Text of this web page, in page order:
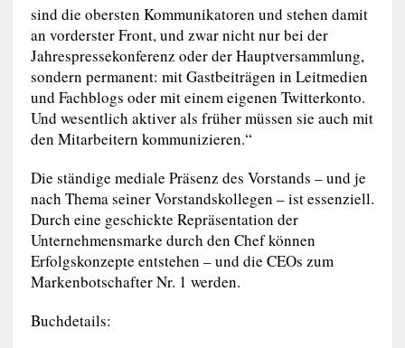
sind die obersten Kommunikatoren und stehen damit
an vorderster Front, und zwar nicht nur bei der
Jahrespressekonferenz oder der Hauptversammlung,
sondern permanent: mit Gastbeiträgen in Leitmedien
und Fachblogs oder mit einem eigenen Twitterkonto.
Und wesentlich aktiver als früher müssen sie auch mit
den Mitarbeitern kommunizieren.“
Die ständige mediale Präsenz des Vorstands – und je
nach Thema seiner Vorstandskollegen – ist essenziell.
Durch eine geschickte Repräsentation der
Unternehmensmarke durch den Chef können
Erfolgskonzepte entstehen – und die CEOs zum
Markenbotschafter Nr. 1 werden.
Buchdetails: